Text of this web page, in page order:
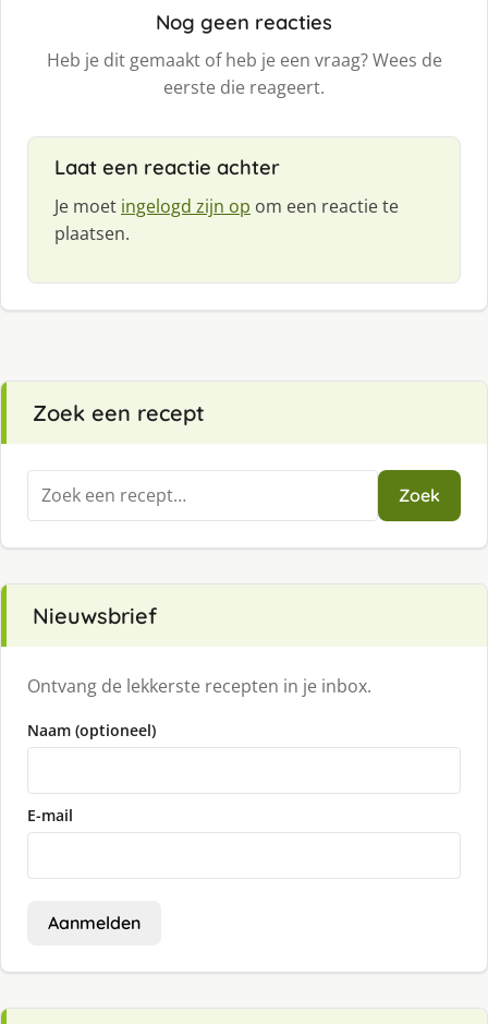
Nog geen reacties
Heb je dit gemaakt of heb je een vraag? Wees de
eerste die reageert.
Laat een reactie achter
Je moet ingelogd zijn op om een reactie te
plaatsen.
Zoek een recept
Zoeken
naar:
Zoek
Nieuwsbrief
Ontvang de lekkerste recepten in je inbox.
Naam (optioneel)
E-mail
Aanmelden